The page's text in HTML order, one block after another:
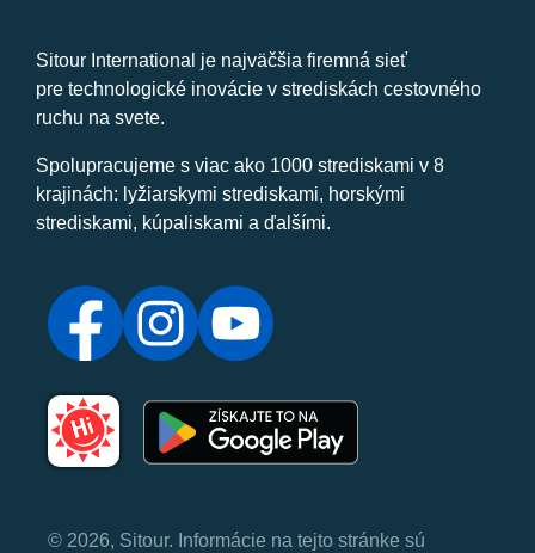
Sitour International je najväčšia firemná sieť
pre technologické inovácie v strediskách cestovného
ruchu na svete.
Spolupracujeme s viac ako 1000 strediskami v 8
krajinách: lyžiarskymi strediskami, horskými
strediskami, kúpaliskami a ďalšími.
© 2026, Sitour. Informácie na tejto stránke sú